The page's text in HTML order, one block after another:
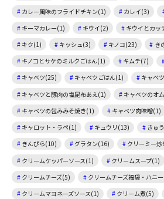
カレー風味のフライドチキン(1)
カレイ(3)
キーマカレー(1)
キウイ(2)
キウイとカッ
キク(1)
キッシュ(3) キノコ(23)
き
キノコとサケのミルクごはん(1)
キムチ(7)
キャベツ(25)
キャベツごはん(1)
キャベ
キャベツと豚肉の塩昆布あえ(1)
キャベツのオ
キャベツの包みみそ焼き(1)
キャベツ肉味噌(1)
キャロット・ラペ(1)
キュウリ(13) きゅ
きんぴら(10)
グラタン(16) クリーミー
クリームケッパーソース(1)
クリームスープ(1)
クリームチーズ(5)
クリームチーズ福袋・ハニ
クリームマヨネーズソース(1)
クリーム煮(5)